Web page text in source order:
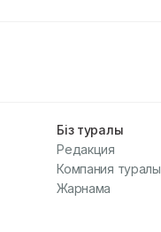
Біз туралы
Редакция
Компания туралы
Жарнама